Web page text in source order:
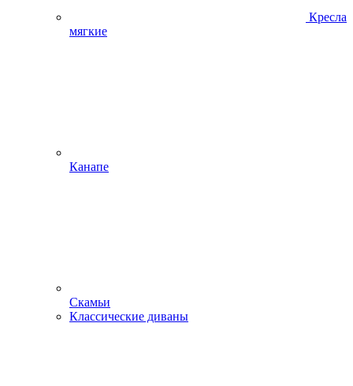
Кресла
мягкие
Канапе
Скамьи
Классические диваны